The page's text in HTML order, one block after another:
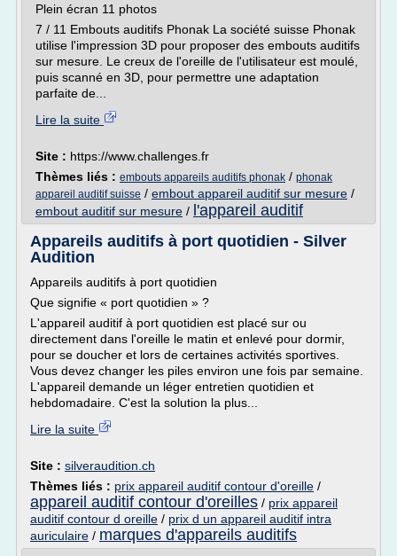
Plein écran 11 photos
7 / 11 Embouts auditifs Phonak La société suisse Phonak
utilise l'impression 3D pour proposer des embouts auditifs
sur mesure. Le creux de l'oreille de l'utilisateur est moulé,
puis scanné en 3D, pour permettre une adaptation
parfaite de...
Lire la suite
Site : https://www.challenges.fr
Thèmes liés : embouts appareils auditifs phonak / phonak
appareil auditif suisse / embout appareil auditif sur mesure /
embout auditif sur mesure / l'appareil auditif
Appareils auditifs à port quotidien - Silver
Audition
Appareils auditifs à port quotidien
Que signifie « port quotidien » ?
L'appareil auditif à port quotidien est placé sur ou
directement dans l'oreille le matin et enlevé pour dormir,
pour se doucher et lors de certaines activités sportives.
Vous devez changer les piles environ une fois par semaine.
L'appareil demande un léger entretien quotidien et
hebdomadaire. C'est la solution la plus...
Lire la suite
Site : silveraudition.ch
Thèmes liés : prix appareil auditif contour d'oreille /
appareil auditif contour d'oreilles / prix appareil
auditif contour d oreille / prix d un appareil auditif intra
auriculaire / marques d'appareils auditifs